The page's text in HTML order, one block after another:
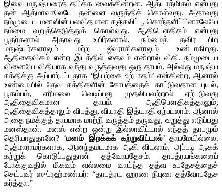
இவை மநுஷ்யரைத் தபிக்க வைக்கின்றன. ஆத்யாத்மிகம் என்பது
தன் ஆத்மாவாலேயே தன்னை வருத்திக் கொள்வது. அதாவது
நம்முடைய மனஸின் பலவிதமான சஞ்சலிப்பு, கொந்தளிப்பினாலேயே
நம்மை வறுத்தெடுத்துக் கொள்வது. ஆதிபௌதிகம் என்பது
பூதர்களால் அதாவது உயிர்களால், நம்மைத் தவிர பிற
மநுஷ்யர்களாலும் மற்ற ஜீவராசிகளாலும் உண்டாகிறது.
ஆதிதைவிகம் என்ற இடத்தில் தைவம் என்றால் விதி. நம்முடைய
வினையே விதியாக வந்து வருத்துவது ஒரு தாபம். அல்லது மநுஷ்ய
சக்திக்கு அப்பாற்பட்டதாக ‘இயற்கை உற்பாதம்’ என்கின்ற, ஆனால்
உண்மையில் தேவ சக்திகளின் கோபத்தைக் காட்டுவதான புயல்,
பூகம்பம், எரிமலை வெடிப்பது முதலியவற்றால் ஏற்படுவது
ஆதிதைவிகமான தாபம். ஆதிபௌதிகத்தாலும்,
ஆதிதைவிகத்தாலும் விபத்து, வியாதி இத்யாதி ஏற்படலாம். ஆனால்
அதை நமக்குத் தாபமாக மாற்றி வருத்தம் தருவது, வறுத்து எடுப்பது
மனஸ்தான். மனஸ் என்ற ஒன்று இல்லாவிட்டால் எந்தத் தாபமும்
தெரியாதுதானே? ‘மனம் இறக்கக் கற்றுவிட்டால்’ தாபமேயில்லை.
ஆத்மாராமர்களாக, ஆனந்தமயமாக ஆகி விடலாம். அப்படி ஆகக்
கற்றுக் கொடுப்பதுதான் தத்வோபதேசம். தாபத்ரயங்களைப்
போக்குவதில் மிகவும் வல்லமை வாய்ந்த தத்வ உபதேசத்தைச்
செய்பவர் ஸுப்ரஹ்மண்யர்: “தாபத்ரய ஹரண நிபுண தத்வோபதேச
கர்த்தா.”